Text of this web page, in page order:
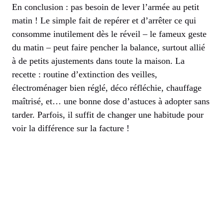
En conclusion : pas besoin de lever l’armée au petit
matin ! Le simple fait de repérer et d’arrêter ce qui
consomme inutilement dès le réveil – le fameux geste
du matin – peut faire pencher la balance, surtout allié
à de petits ajustements dans toute la maison. La
recette : routine d’extinction des veilles,
électroménager bien réglé, déco réfléchie, chauffage
maîtrisé, et… une bonne dose d’astuces à adopter sans
tarder. Parfois, il suffit de changer une habitude pour
voir la différence sur la facture !